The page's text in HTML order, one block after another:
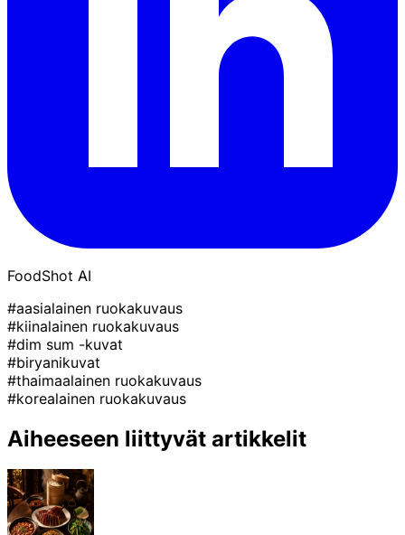
FoodShot AI
#aasialainen ruokakuvaus
#kiinalainen ruokakuvaus
#dim sum -kuvat
#biryanikuvat
#thaimaalainen ruokakuvaus
#korealainen ruokakuvaus
Aiheeseen liittyvät artikkelit